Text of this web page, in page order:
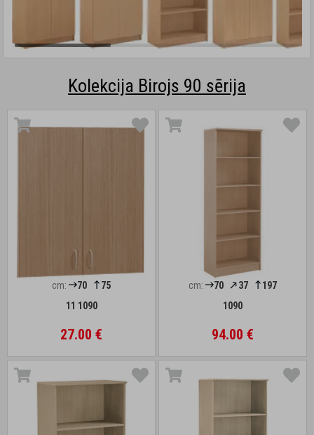
Kolekcija Birojs 90 sērija
cm: 70
75
11 1090
27.00 €
cm: 70 37
197
1090
94.00 €